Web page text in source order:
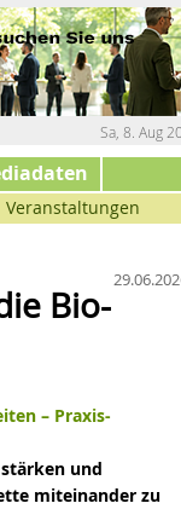
Sa, 8. Aug
Veranstaltungen
Bio-
– Praxis-
und
miteinander zu